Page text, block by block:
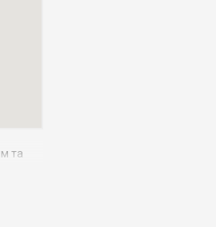
та